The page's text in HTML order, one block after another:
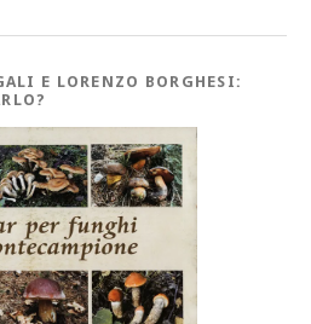
E LORENZO BORGHESI: